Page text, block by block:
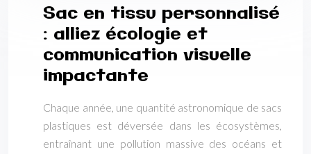
Sac en tissu personnalisé
: alliez écologie et
communication visuelle
impactante
Chaque année, une quantité astronomique de sacs
plastiques est déversée dans les écosystèmes,
entraînant une pollution massive des océans et